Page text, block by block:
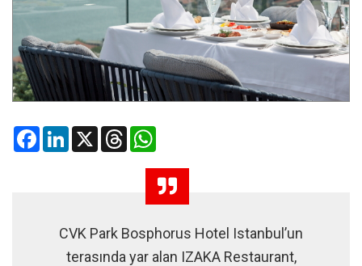
FacebookLinkedIn
X Threads
CVK Park Bosphorus Hotel Istanbul’un
terasında yar alan IZAKA Restaurant,